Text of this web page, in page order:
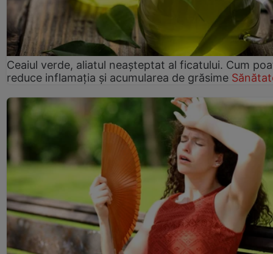
Ceaiul verde, aliatul neașteptat al ficatului. Cum
reduce inflamația și acumularea de grăsime